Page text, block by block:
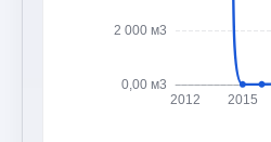
0,00 м3
2 000 м3
2012 2015